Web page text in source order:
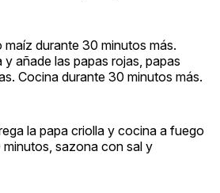
durante 30 minutos más.
y añade las papas rojas, papas
Cocina durante 30 minutos más.
la papa criolla y cocina a fuego
minutos, sazona con sal y